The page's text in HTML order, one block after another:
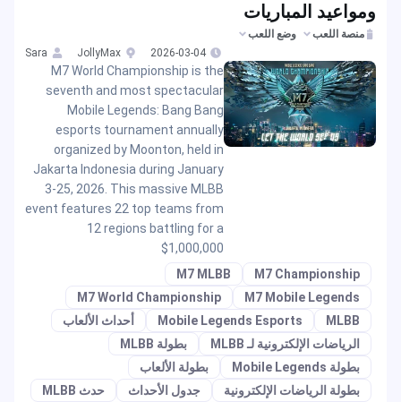
ومواعيد المباريات
منصة اللعب
وضع اللعب
2026-03-04
JollyMax
Sara
M7 World Championship is the
seventh and most spectacular
Mobile Legends: Bang Bang
esports tournament annually
organized by Moonton, held in
Jakarta Indonesia during January
3-25, 2026. This massive MLBB
event features 22 top teams from
12 regions battling for a
$1,000,000
M7 Championship
M7 MLBB
M7 Mobile Legends
M7 World Championship
MLBB
Mobile Legends Esports
أحداث الألعاب
الرياضات الإلكترونية لـ MLBB
بطولة MLBB
بطولة Mobile Legends
بطولة الألعاب
بطولة الرياضات الإلكترونية
جدول الأحداث
حدث MLBB